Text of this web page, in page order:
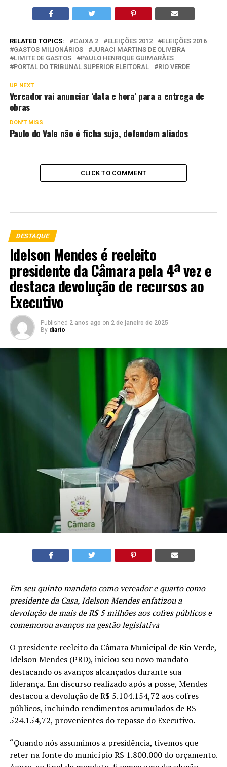
RELATED TOPICS: CAIXA 2 ELEIÇÕES 2012
ELEIÇÕES 2016
GASTOS MILIONÁRIOS
JURACI MARTINS DE OLIVEIRA
LIMITE DE GASTOS
PAULO HENRIQUE GUIMARÃES
PORTAL DO TRIBUNAL SUPERIOR ELEITORAL
RIO VERDE
UP NEXT
Vereador vai anunciar ‘data e hora’ para a entrega de
obras
DON'T MISS
Paulo do Vale não é ficha suja, defendem aliados
CLICK TO COMMENT
DESTAQUE
Idelson Mendes é reeleito
presidente da Câmara pela 4ª vez e
destaca devolução de recursos ao
Executivo
Published 2 anos ago on 2 de janeiro de 2025
By diario
Em seu quinto mandato como vereador e quarto como
presidente da Casa, Idelson Mendes enfatizou a
devolução de mais de R$ 5 milhões aos cofres públicos e
comemorou avanços na gestão legislativa
O presidente reeleito da Câmara Municipal de Rio Verde,
Idelson Mendes (PRD), iniciou seu novo mandato
destacando os avanços alcançados durante sua
liderança. Em discurso realizado após a posse, Mendes
destacou a devolução de R$ 5.104.154,72 aos cofres
públicos, incluindo rendimentos acumulados de R$
524.154,72, provenientes do repasse do Executivo.
“Quando nós assumimos a presidência, tivemos que
reter na fonte do município R$ 1.800.000 do orçamento.